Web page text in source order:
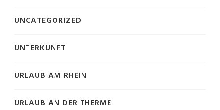
UNCATEGORIZED
UNTERKUNFT
URLAUB AM RHEIN
URLAUB AN DER THERME